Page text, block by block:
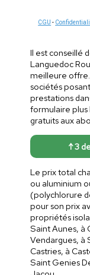
CGU -
Il est conseillé
Languedoc
meilleure
sociétés
prestations
formulaire
gratuits aux
↑ 3
Le prix total
ou aluminium
(polychlorure
pour son prix
propriétés
Saint Aunes, à
Vendargues, à
Castries, à
Saint Genies